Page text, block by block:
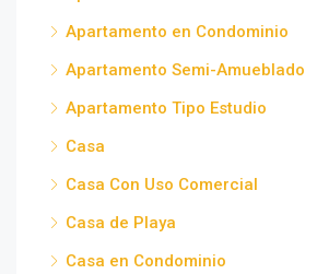
Apartamento en Condominio
Apartamento Semi-Amueblado
Apartamento Tipo Estudio
Casa
Casa Con Uso Comercial
Casa de Playa
Casa en Condominio